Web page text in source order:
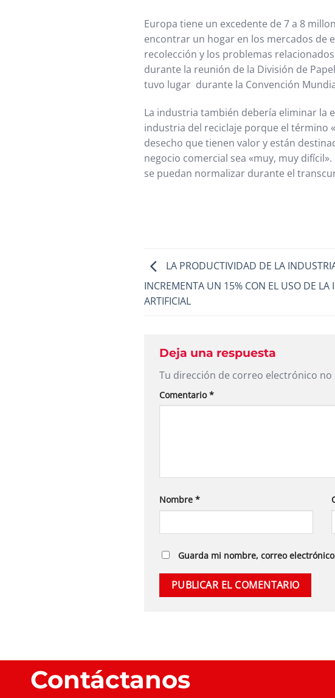
Europa tiene un excedente de 7 a 8
encontrar un hogar en los mercados de
recolección y los problemas
durante la reunión de la División de
tuvo lugar durante la Convención
La industria también debería eliminar la
industria del reciclaje porque el término
desecho que tienen valor y están
negocio comercial sea «muy, muy
se puedan normalizar durante el
LA PRODUCTIVIDAD DE LA
INCREMENTA UN 15% CON EL USO DE LA
ARTIFICIAL
Deja una respuesta
Tu dirección de correo electrónico no
Comentario*
Nombre *
Guarda mi nombre, correo
Contáctanos